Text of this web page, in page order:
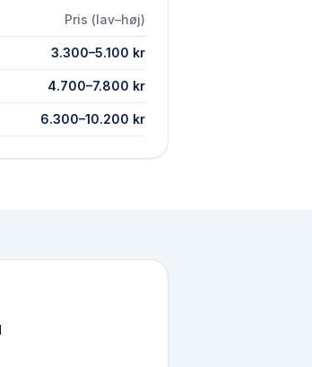
Pris (lav–høj)
3.300–5.100 kr
4.700–7.800 kr
6.300–10.200 kr